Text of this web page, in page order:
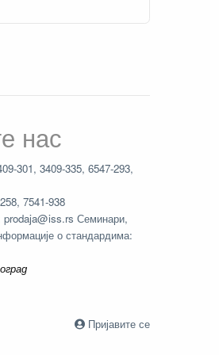
нас
301, 3409-335, 6547-293,
7541-938
prodaja@iss.rs Семинари,
о стандардима:
Пријавите се